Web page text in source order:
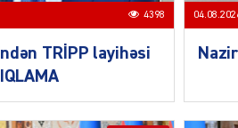
4398
TRİPP layihəsi